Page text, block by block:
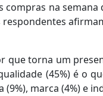
na semana
que torna um
(45%) é o
marca (4%) e